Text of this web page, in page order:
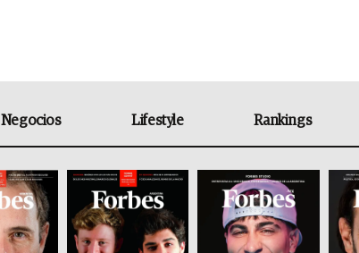
Negocios Lifestyle Rankings